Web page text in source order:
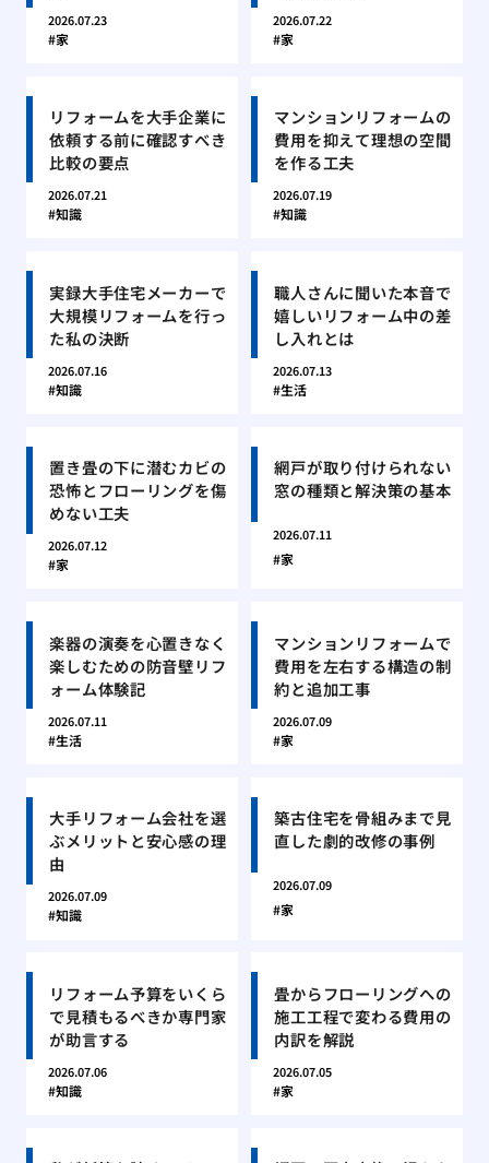
2026.07.23
家
2026.07.22
家
リフォームを大手企業に
依頼する前に確認すべき
比較の要点
2026.07.21
知識
マンションリフォームの
費用を抑えて理想の空間
を作る工夫
2026.07.19
知識
実録大手住宅メーカーで
大規模リフォームを行っ
た私の決断
2026.07.16
知識
職人さんに聞いた本音で
嬉しいリフォーム中の差
し入れとは
2026.07.13
生活
置き畳の下に潜むカビの
恐怖とフローリングを傷
めない工夫
2026.07.12
家
網戸が取り付けられない
窓の種類と解決策の基本
2026.07.11
家
楽器の演奏を心置きなく
楽しむための防音壁リフ
ォーム体験記
2026.07.11
生活
マンションリフォームで
費用を左右する構造の制
約と追加工事
2026.07.09
家
大手リフォーム会社を選
ぶメリットと安心感の理
由
2026.07.09
知識
築古住宅を骨組みまで見
直した劇的改修の事例
2026.07.09
家
リフォーム予算をいくら
で見積もるべきか専門家
が助言する
2026.07.06
知識
畳からフローリングへの
施工工程で変わる費用の
内訳を解説
2026.07.05
家